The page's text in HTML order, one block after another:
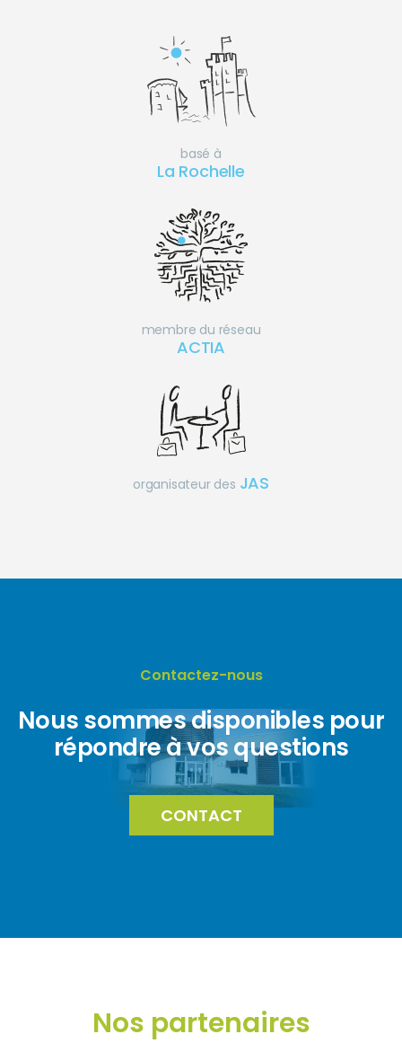
basé à
La Rochelle
membre du réseau
ACTIA
organisateur des JAS
Contactez-nous
Nous sommes disponibles pour
répondre à vos questions
CONTACT
Nos partenaires